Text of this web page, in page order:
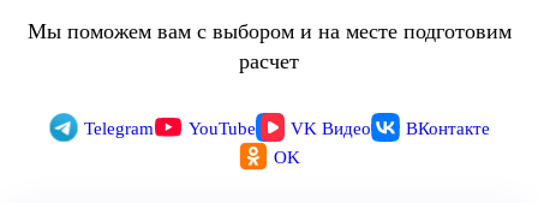
Мы поможем вам с выбором и на месте подготовим
расчет
Telegram YouTube VK Видео
ВКонтакте
OK